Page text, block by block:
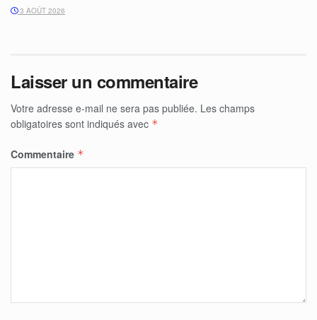
3 AOÛT 2026
Laisser un commentaire
Votre adresse e-mail ne sera pas publiée. Les champs
obligatoires sont indiqués avec *
Commentaire *